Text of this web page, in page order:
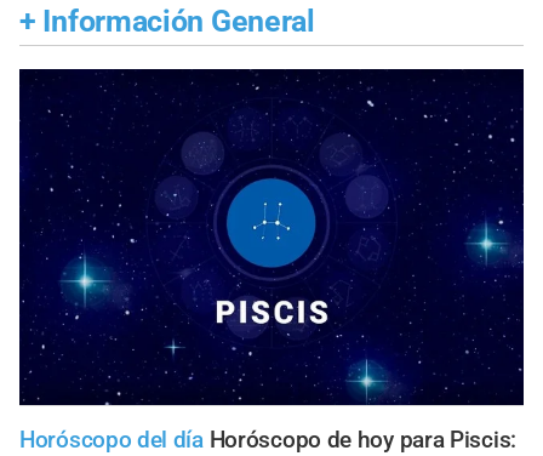
+ Información General
Horóscopo del día Horóscopo de hoy para Piscis: